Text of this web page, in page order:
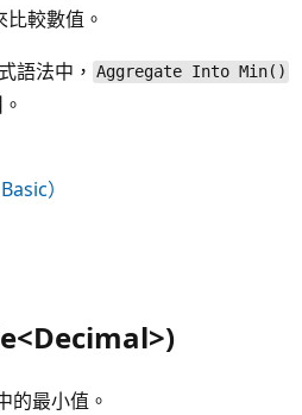
比較數值。
語法中， Aggregate Into Min()
）
的最小值。